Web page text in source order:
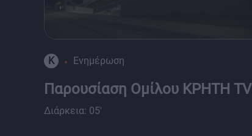
K Ενημέρωση
Παρουσίαση Ομίλου ΚΡΗΤΗ TV
Διάρκεια: 05'